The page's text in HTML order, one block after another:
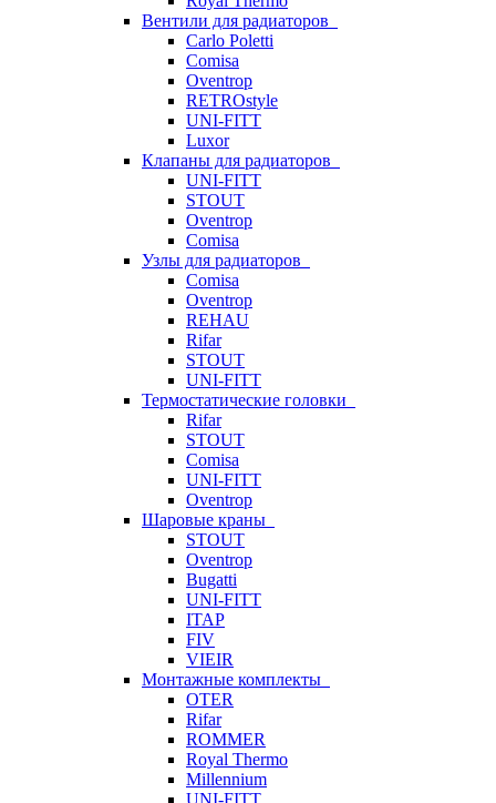
Вентили для радиаторов
Carlo Poletti
Comisa
Oventrop
RETROstyle
UNI-FITT
Luxor
Клапаны для радиаторов
UNI-FITT
STOUT
Oventrop
Comisa
Узлы для радиаторов
Comisa
Oventrop
REHAU
Rifar
STOUT
UNI-FITT
Термостатические головки
Rifar
STOUT
Comisa
UNI-FITT
Oventrop
Шаровые краны
STOUT
Oventrop
Bugatti
UNI-FITT
ITAP
FIV
VIEIR
Монтажные комплекты
OTER
Rifar
ROMMER
Royal Thermo
Millennium
UNI-FITT